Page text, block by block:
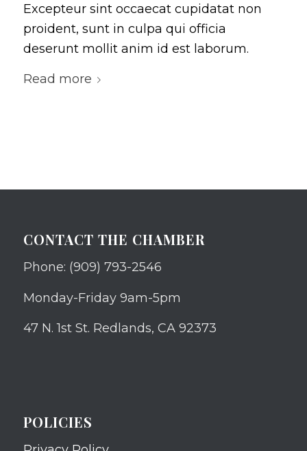
Excepteur sint occaecat cupidatat non
proident, sunt in culpa qui officia
deserunt mollit anim id est laborum.
Read more
CONTACT THE CHAMBER
Phone: (909) 793-2546
Monday-Friday 9am-5pm
47 N. 1st St. Redlands, CA 92373
POLICIES